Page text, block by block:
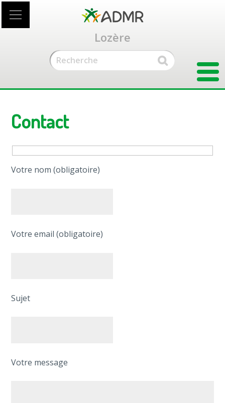
contenu
Lozère
Contact
Votre nom (obligatoire)
Votre email (obligatoire)
Sujet
Votre message